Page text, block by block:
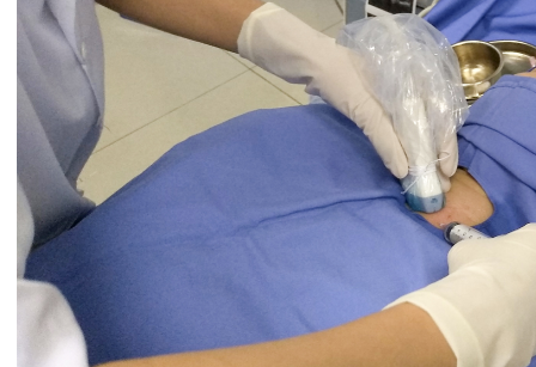
biệt an toàn, kiểm soát được các cấu trúc giải
phẫu dưới hình ảnh siêu âm; kiểm soát được cồn
tuyệt đối và tình trạng chảy máu trong lúc làm thủ
thuật. Bệnh nhân hoàn toàn tỉnh trong lúc làm thủ
thuật nên có thể kiểm tra được giọng nói của
bệnh nhân. Đồng thời với chi phí rẻ, được thực
hiện bởi các bác sĩ có trình độ chuyên môn cao,
phương pháp tiêm cồn tuyệt đối trong điều trị
nang tuyến giáp tại Bệnh viện đa khoa quốc tế
Hải Phòng đã đem lại hiệu quả điều trị tối đa cho
người bệnh.